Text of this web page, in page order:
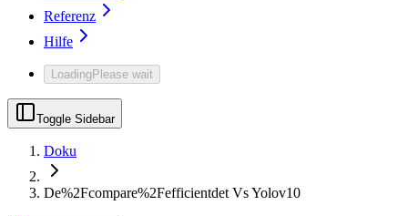
Referenz
Hilfe
LoadingPlease wait
Toggle Sidebar
Doku
De%2Fcompare%2Fefficientdet Vs Yolov10